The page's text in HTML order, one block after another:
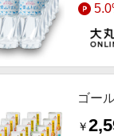
ゴー
￥